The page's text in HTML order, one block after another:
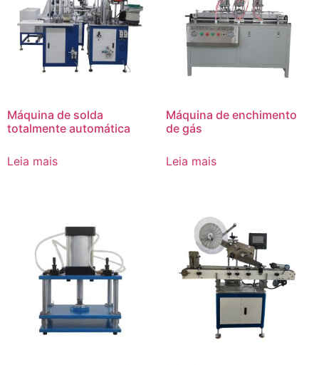
Máquina de solda
totalmente automática
Leia mais
Máquina de enchimento
de gás
Leia mais